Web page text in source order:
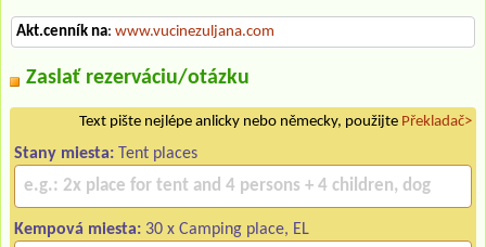
Akt.cenník na: www.vucinezuljana.com
Zaslať rezerváciu/otázku
Text pište nejlépe anlicky nebo německy, použijte Překladač>
Stany miesta: Tent places
Kempová miesta: 30 x Camping place, EL